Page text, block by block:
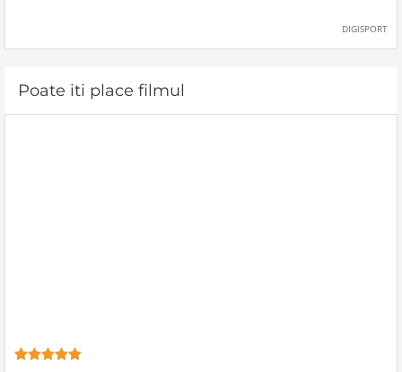
DIGISPORT
Poate iti place filmul